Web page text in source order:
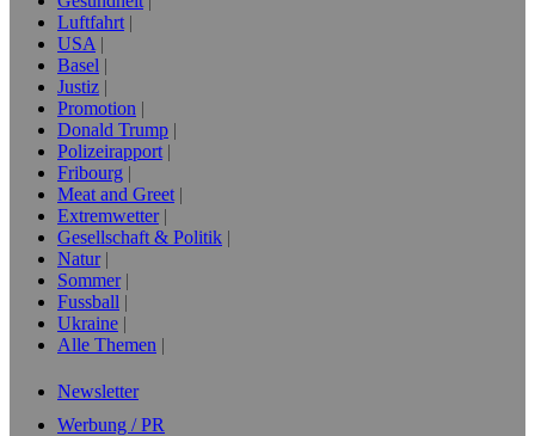
Luftfahrt
USA
Basel
Justiz
Promotion
Donald Trump
Polizeirapport
Fribourg
Meat and Greet
Extremwetter
Gesellschaft & Politik
Natur
Sommer
Fussball
Ukraine
Alle Themen
Newsletter
Werbung / PR